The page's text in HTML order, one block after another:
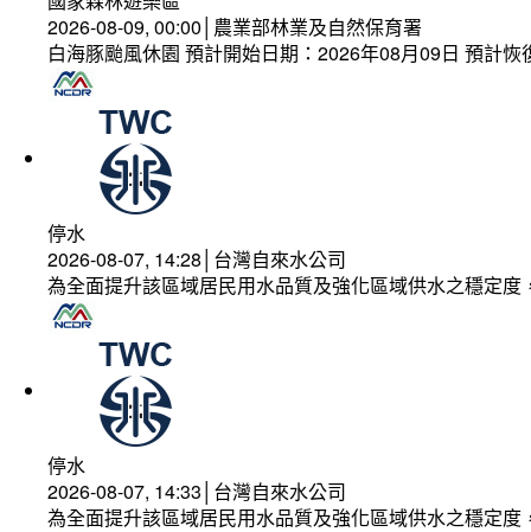
2026-08-09, 00:00│農業部林業及自然保育署
白海豚颱風休園 預計開始日期：2026年08月09日 預計
停水
2026-08-07, 14:28│台灣自來水公司
為全面提升該區域居民用水品質及強化區域供水之穩定
停水
2026-08-07, 14:33│台灣自來水公司
為全面提升該區域居民用水品質及強化區域供水之穩定